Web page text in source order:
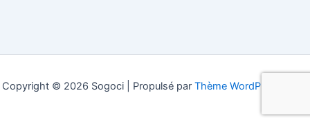
Copyright © 2026 Sogoci | Propulsé par Thème WordPress Astra